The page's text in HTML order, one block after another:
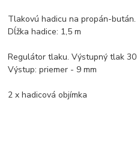
Tlakovú hadicu na propán-bután.
Dĺžka hadice: 1,5 m
Regulátor tlaku. Výstupný tlak 30
Výstup: priemer - 9 mm
2 x hadicová objímka